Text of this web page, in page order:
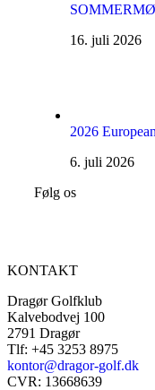
16. juli 2026
2026
6. juli 2026
Følg os
KONTAKT
Dragør Golfklub
Kalvebodvej 100
2791 Dragør
Tlf: +45 3253 8975
kontor@dragor-golf.dk
CVR: 13668639